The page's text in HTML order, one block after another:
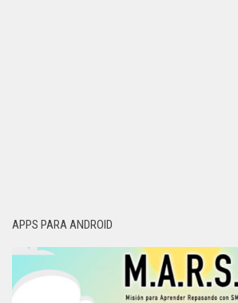
APPS PARA ANDROID